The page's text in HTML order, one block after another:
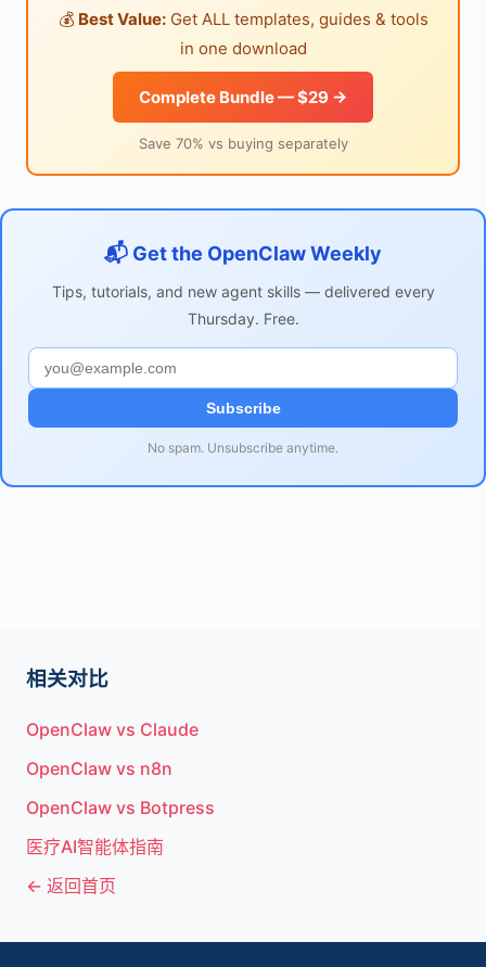
💰 Best Value:Get ALL templates, guides & tools
in one download
Complete Bundle — $29 →
Save 70% vs buying separately
📬 Get the OpenClaw Weekly
Tips, tutorials, and new agent skills — delivered every
Thursday. Free.
Subscribe
No spam. Unsubscribe anytime.
相关对比
OpenClaw vs Claude
OpenClaw vs n8n
OpenClaw vs Botpress
医疗AI智能体指南
← 返回首页